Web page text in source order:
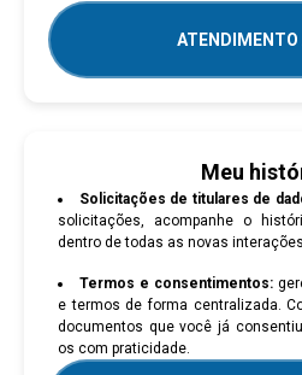
ATENDIMENTO
Meu
Solicitações de titulares de
solicitações, acompanhe o
dentro de todas as novas
Termos e consentimentos:
e termos de forma centralizada.
documentos que você já
os com praticidade.